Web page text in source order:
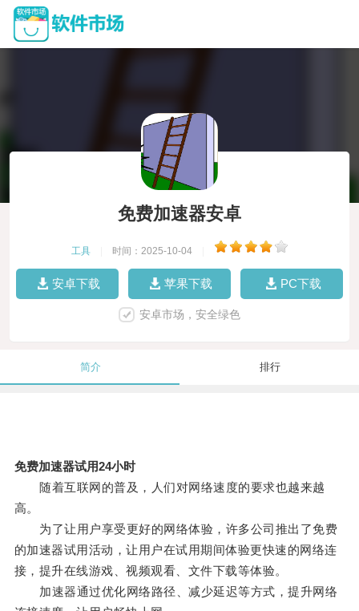
免费加速器安卓
工具 时间：2025-10-04
安卓下载 苹果下载 PC下载
安卓市场，安全绿色
简介 排行
免费加速器试用24小时
随着互联网的普及，人们对网络速度的要求也越来越
高。
为了让用户享受更好的网络体验，许多公司推出了免费
的加速器试用活动，让用户在试用期间体验更快速的网络连
接，提升在线游戏、视频观看、文件下载等体验。
加速器通过优化网络路径、减少延迟等方式，提升网络